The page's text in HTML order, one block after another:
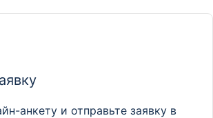
анкету и отправьте заявку в